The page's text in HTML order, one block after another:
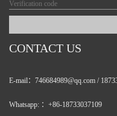
CONTACT US
E-mail：746684989@qq.com /
Whatsapp: ：+86-18733037109